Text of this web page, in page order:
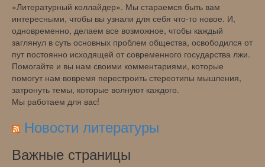
«Литературный коллайдер». Мы стараемся быть вам
интересными, чтобы вы узнали для себя что-то новое. И,
одновременно, делаем все возможное, чтобы каждый
заглянул в суть основных проблем общества, освободился от
пут постоянно исходящей от современного государства лжи.
Помогайте и вы нам своими комментариями, которые
помогут нам вовремя перестроить стереотипы мышления,
затронуть темы, которые волнуют каждого.
Мы работаем для вас!
Новости литературы
Важные страницы